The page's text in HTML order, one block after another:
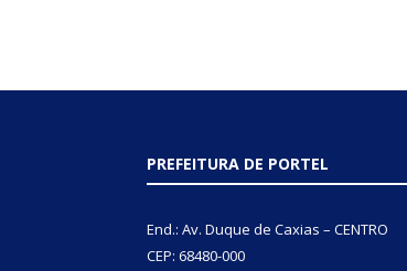
PREFEITURA DE PORTEL
End.: Av. Duque de Caxias – CENTRO
CEP: 68480-000